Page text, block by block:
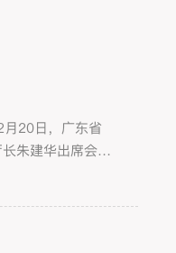
20日，广东省
朱建华出席会议